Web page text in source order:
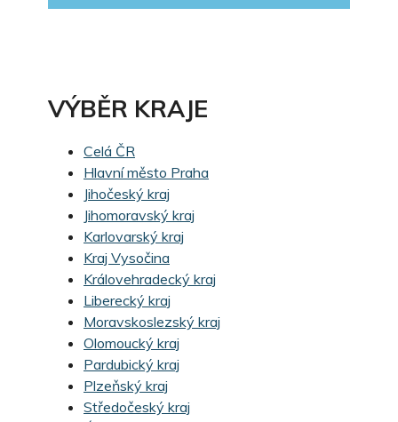
VÝBĚR KRAJE
Celá ČR
Hlavní město Praha
Jihočeský kraj
Jihomoravský kraj
Karlovarský kraj
Kraj Vysočina
Královehradecký kraj
Liberecký kraj
Moravskoslezský kraj
Olomoucký kraj
Pardubický kraj
Plzeňský kraj
Středočeský kraj